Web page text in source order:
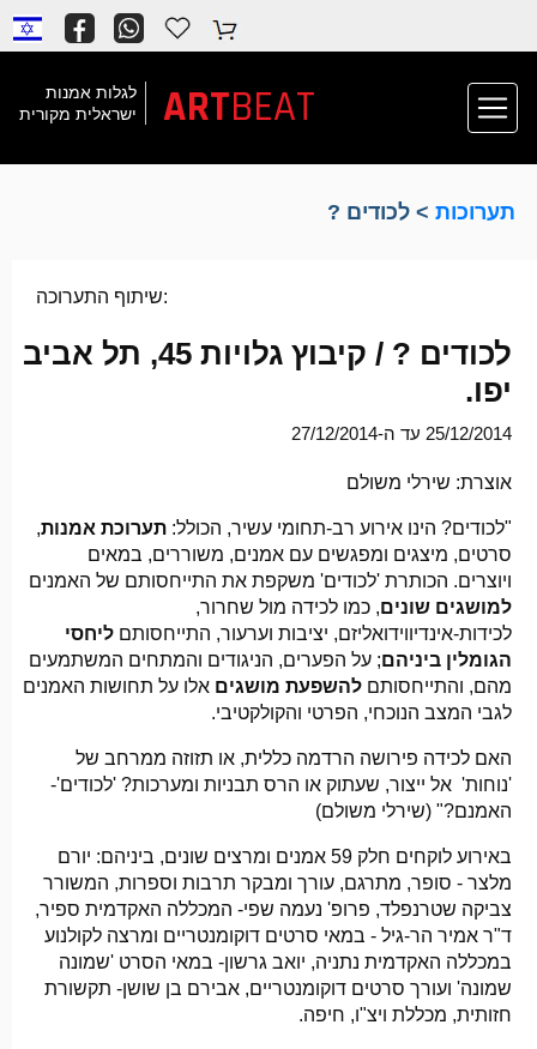
לגלות אמנות
ישראלית מקורית
ARTBEAT
תערוכות> לכודים ?
שיתוף התערוכה:
לכודים ? / קיבוץ גלויות 45, תל אביב
יפו.
25/12/2014 עד ה-27/12/2014
אוצרת: שירלי משולם
"לכודים? הינו אירוע רב-תחומי עשיר, הכולל: תערוכת אמנות,
סרטים, מיצגים ומפגשים עם אמנים, משוררים, במאים
ויוצרים. הכותרת 'לכודים' משקפת את התייחסותם של האמנים
למושגים שונים, כמו לכידה מול שחרור,
לכידות-אינדיווידואליזם, יציבות וערעור, התייחסותם ליחסי
הגומלין ביניהם; על הפערים, הניגודים והמתחים המשתמעים
מהם, והתייחסותם להשפעת מושגים אלו על תחושות האמנים
לגבי המצב הנוכחי, הפרטי והקולקטיבי.
האם לכידה פירושה הרדמה כללית, או תזוזה ממרחב של
'נוחות' אל ייצור, שעתוק או הרס תבניות ומערכות? 'לכודים'-
האמנם?" (שירלי משולם)
באירוע לוקחים חלק 59 אמנים ומרצים שונים, ביניהם: יורם
מלצר - סופר, מתרגם, עורך ומבקר תרבות וספרות, המשורר
צביקה שטרנפלד, פרופ' נעמה שפי- המכללה האקדמית ספיר,
ד"ר אמיר הר-גיל - במאי סרטים דוקומנטריים ומרצה לקולנוע
במכללה האקדמית נתניה, יואב גרשון- במאי הסרט 'שמונה
שמונה' ועורך סרטים דוקומנטריים, אבירם בן שושן- תקשורת
חזותית, מכללת ויצ"ו, חיפה.